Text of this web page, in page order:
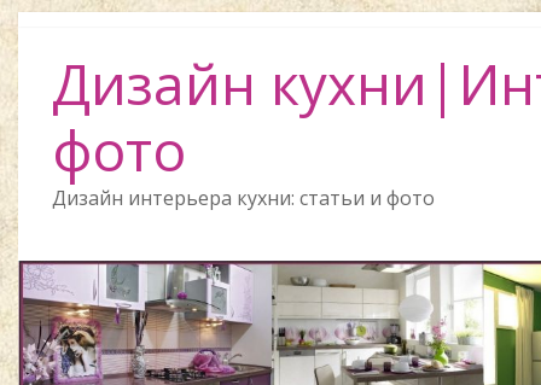
Дизайн
фото
Дизайн интерьера кухни: статьи и фото